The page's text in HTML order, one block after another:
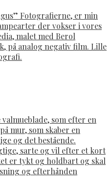
Fotografierne, er min
der vokser i vores
malet med Berol
på analog negativ film. Lille
som efter en
mur, som skaber en
og det bestående.
sarte og vil efter et kort
er tykt og holdbart og skal
og efterhånden